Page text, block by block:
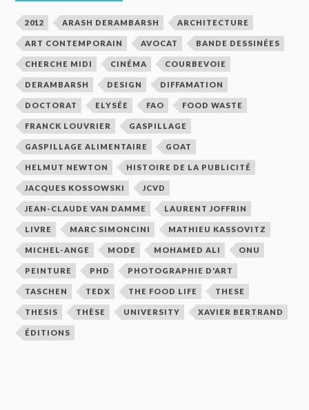
2012 ARASH DERAMBARSH ARCHITECTURE
ART CONTEMPORAIN AVOCAT BANDE DESSINÉES
CHERCHE MIDI CINÉMA COURBEVOIE
DERAMBARSH DESIGN DIFFAMATION
DOCTORAT ELYSÉE FAO FOOD WASTE
FRANCK LOUVRIER GASPILLAGE
GASPILLAGE ALIMENTAIRE GOAT
HELMUT NEWTON HISTOIRE DE LA PUBLICITÉ
JACQUES KOSSOWSKI JCVD
JEAN-CLAUDE VAN DAMME LAURENT JOFFRIN
LIVRE MARC SIMONCINI MATHIEU KASSOVITZ
MICHEL-ANGE MODE MOHAMED ALI ONU
PEINTURE PHD PHOTOGRAPHIE D'ART
TASCHEN TEDX THE FOOD LIFE THESE
THESIS THÈSE UNIVERSITY XAVIER BERTRAND
ÉDITIONS